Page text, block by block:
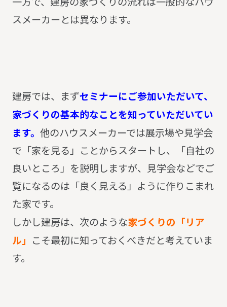
スメーカーとは異なります。
建房では、まずセミナーにご参加いただいて、
家づくりの基本的なことを知っていただいてい
ます。 他のハウスメーカーでは展示場や見学会
で「家を見る」ことからスタートし、「自社の
良いところ」を説明しますが、見学会などでご
覧になるのは「良く見える」ように作りこまれ
た家です。
しかし建房は、次のような家づくりの「リア
ル」 こそ最初に知っておくべきだと考えていま
す。